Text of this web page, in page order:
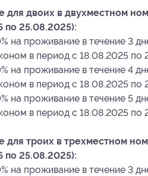
для двоих в двухместном
по 25.08.2025):
на проживание в течение 3
в период c 18.08.2025
на проживание в течение 4
в период c 18.08.2025 по
на проживание в течение 5
в период c 18.08.2025 по
для троих в трехместном
по 25.08.2025):
на проживание в течение 3